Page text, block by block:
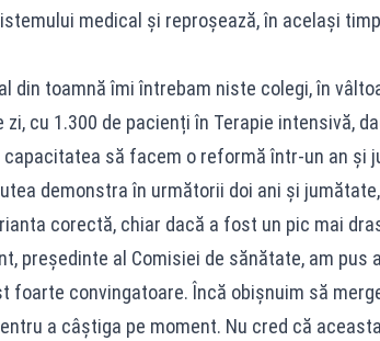
medical și reproșează, în același
din toamnă îmi întrebam niste colegi, în
cu 1.300 de pacienți în Terapie intensivă,
să facem o reformă într-un an și
demonstra în următorii doi ani și
corectă, chiar dacă a fost un pic mai
președinte al Comisiei de sănătate, am pus
foarte convingatoare. Încă obișnuim să
a câștiga pe moment. Nu cred că